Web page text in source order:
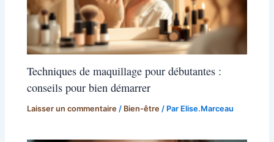
Techniques de maquillage pour débutantes :
conseils pour bien démarrer
Laisser un commentaire / Bien-être / Par Elise.Marceau